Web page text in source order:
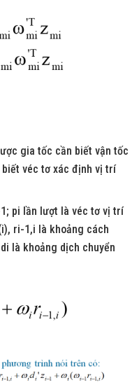
gia tốc cần biết vận tốc
véc tơ xác định vị trí
pi lần lượt là véc tơ vị trí
ri-1,i là khoảng cách
là khoảng dịch chuyển